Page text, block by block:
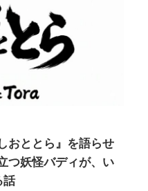
おととら』を語らせ
つ妖怪バディが、い
話